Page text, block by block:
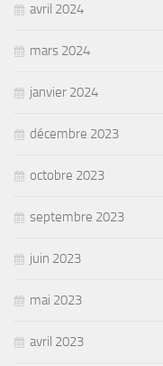
avril 2024
mars 2024
janvier 2024
décembre 2023
octobre 2023
septembre 2023
juin 2023
mai 2023
avril 2023